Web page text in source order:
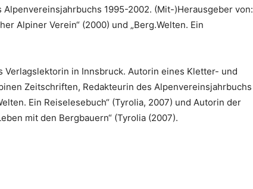
1995-2002. (Mit-)Herausgeber von:
Alpiner Verein“ (2000) und „Berg.Welten. Ein
Verlagslektorin in Innsbruck. Autorin eines Kletter- und
Zeitschriften, Redakteurin des Alpenvereinsjahrbuchs
Ein Reiselesebuch“ (Tyrolia, 2007) und Autorin der
mit den Bergbauern“ (Tyrolia (2007).